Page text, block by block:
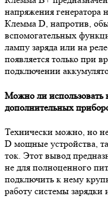
напряжения генератора
Клемма D, напротив,
вспомогательных
лампу заряда или на
появляется только при
подключении
Можно ли использовать
дополнительных
Технически можно, но
D мощные устройства,
ток. Этот вывод
не для полноценного
подключить к нему
работу системы зарядки